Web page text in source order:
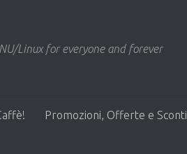
Linux for everyone and forever
Promozioni, Offerte e